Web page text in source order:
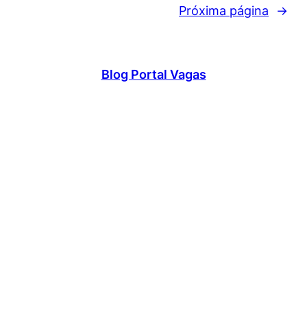
Próxima página →
Blog Portal Vagas